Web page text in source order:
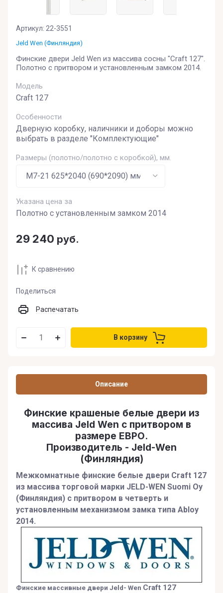
Артикул: 22-3551
Jeld Wen (Финляндия)
Финские двери Jeld Wen из массива сосны "Craft 127".
Полотно с притвором и установленным замком 2014.
Модель
Craft 127
Особенности
Дверную коробку, наличники и доборы можно
выбрать в разделе "Комплектующие"
Размеры (полотно/полотно с коробкой), мм.
Указана цена за
Полотно с установленным замком 2014
29 240 руб.
К сравнению
Поделиться
Распечатать
В корзину
Описание
Финские крашеные белые двери из
массива Jeld Wen с притвором в
размере ЕВРО.
Производитель - Jeld-Wen
(Финляндия)
Межкомнатные финские белые двери Craft 127
из массива торговой марки JELD-WEN Suomi Oy
(Финляндия) с притвором в четверть и
установленным механизмом замка типа Abloy
2014.
Финские массивные двери Jeld- Wen Craft 127